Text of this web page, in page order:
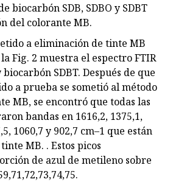
biocarbón SDB, SDBO y SDBT
del colorante MB.
a eliminación de tinte MB
Fig. 2 muestra el espectro FTIR
SDBT. Después de que
a prueba se sometió al método
MB, se encontró que todas las
bandas en 1616,2, 1375,1,
1060,7 y 902,7 cm–1 que están
MB. . Estos picos
de azul de metileno sobre